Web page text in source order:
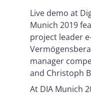
Live demo at
Munich 2019
project leader
manager
and Christoph
At DIA Munich